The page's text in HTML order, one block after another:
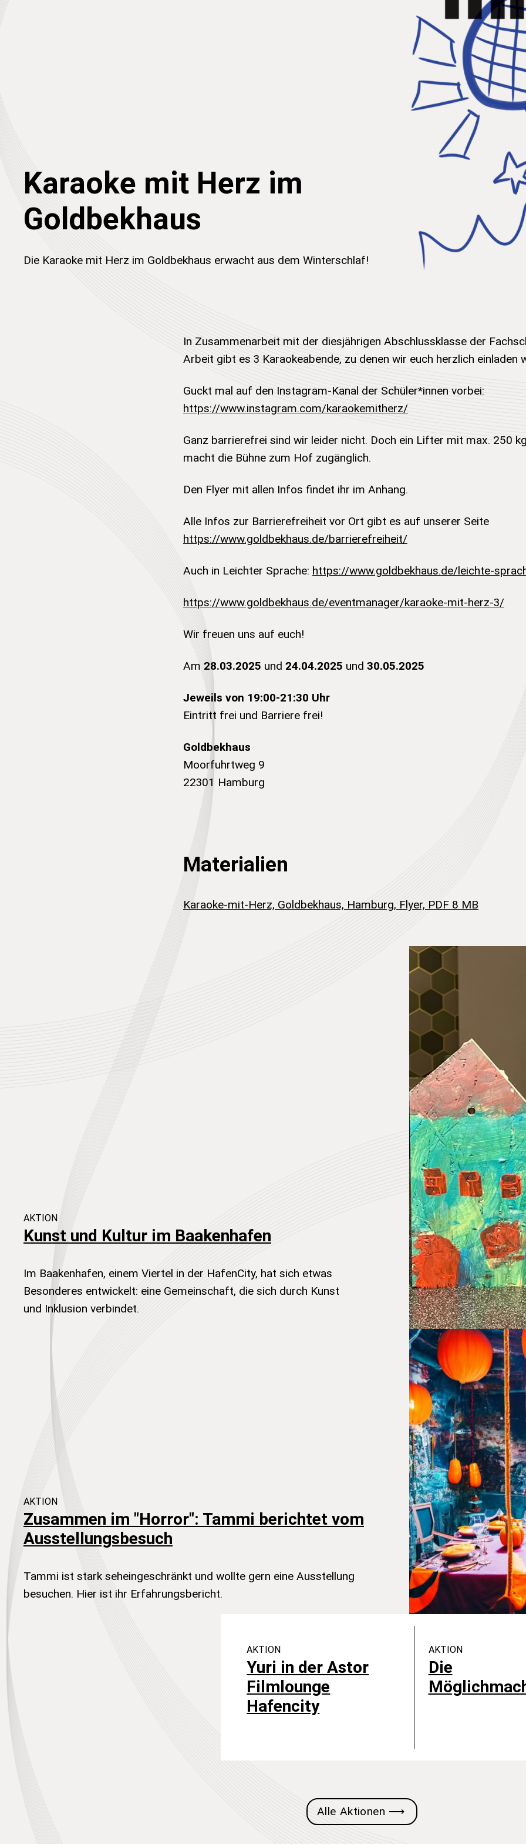
Karaoke mit Herz im
Goldbekhaus
Die Karaoke mit Herz im Goldbekhaus erwacht aus dem Winterschlaf!
In Zusammenarbeit mit der diesjährigen Abschlussklasse der
Arbeit gibt es 3 Karaokeabende, zu denen wir euch herzlich einladen
Guckt mal auf den Instagram-Kanal der Schüler*innen vorbei:
https://www.instagram.com/karaokemitherz/
Ganz barrierefrei sind wir leider nicht. Doch ein Lifter mit max. 250
macht die Bühne zum Hof zugänglich.
Den Flyer mit allen Infos findet ihr im Anhang.
Alle Infos zur Barrierefreiheit vor Ort gibt es auf unserer Seite
https://www.goldbekhaus.de/barrierefreiheit/
Auch in Leichter Sprache: https://www.goldbekhaus.de/leichte-
https://www.goldbekhaus.de/eventmanager/karaoke-mit-herz-3/
Wir freuen uns auf euch!
Am 28.03.2025 und 24.04.2025 und 30.05.2025
Jeweils von 19:00-21:30 Uhr
Eintritt frei und Barriere frei!
Goldbekhaus
Moorfuhrtweg 9
22301 Hamburg
Materialien
Karaoke-mit-Herz, Goldbekhaus, Hamburg, Flyer, PDF 8 MB
Weitere Beiträge
AKTION
Kunst und Kultur im Baakenhafen
Im Baakenhafen, einem Viertel in der HafenCity, hat sich etwas
Besonderes entwickelt: eine Gemeinschaft, die sich durch Kunst
und Inklusion verbindet.
AKTION
Zusammen im "Horror": Tammi berichtet vom
Ausstellungsbesuch
Tammi ist stark seheingeschränkt und wollte gern eine Ausstellung
besuchen. Hier ist ihr Erfahrungsbericht.
Noch mehr Beiträge
AKTION
Yuri in der Astor
Filmlounge
Hafencity
AKTION
Die
Alle Aktionen